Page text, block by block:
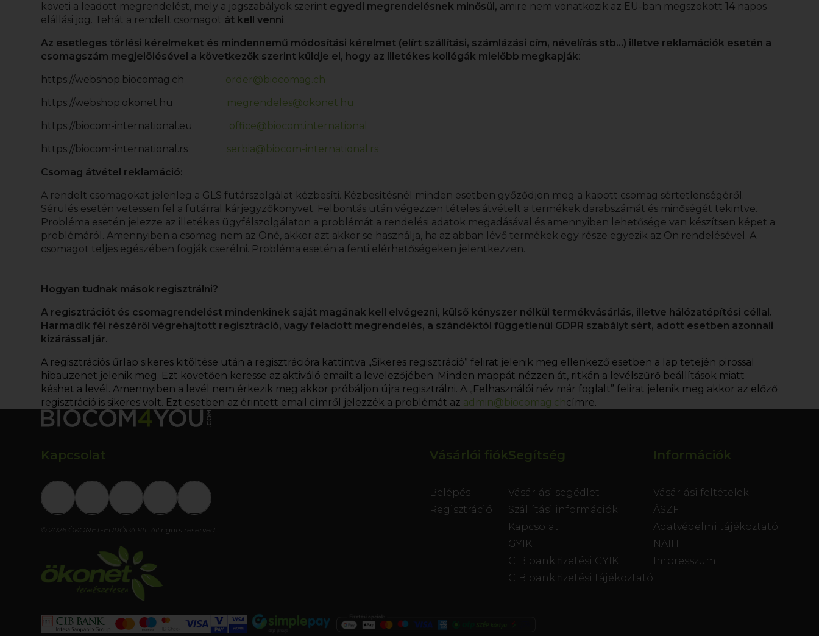
követi a leadott megrendelést, mely a jogszabályok szerint egyedi megrendelésnek minősül, amire nem vonatkozik az EU-ban megszokott 14 napos
elállási jog. Tehát a rendelt csomagot át kell venni.
Az esetleges törlési kérelmeket és mindennemű módosítási kérelmet (elírt szállítási, számlázási cím, névelírás stb…) illetve reklamációk esetén a
csomagszám megjelölésével a következők szerint küldje el, hogy az illetékes kollégák mielőbb megkapják:
https://webshop.biocomag.ch
order@biocomag.ch
https://webshop.okonet.hu
megrendeles@okonet.hu
https://biocom-international.eu
office@biocom.international
https://biocom-international.rs
serbia@biocom-international.rs
Csomag átvétel reklamáció:
A rendelt csomagokat jelenleg a GLS futárszolgálat kézbesíti. Kézbesítésnél minden esetben győződjön meg a kapott csomag sértetlenségéről.
Sérülés esetén vetessen fel a futárral kárjegyzőkönyvet. Felbontás után végezzen tételes átvételt a termékek darabszámát és minőségét tekintve.
Probléma esetén jelezze az illetékes ügyfélszolgálaton a problémát a rendelési adatok megadásával és amennyiben lehetősége van készítsen képet a
problémáról. Amennyiben a csomag nem az Öné, akkor azt akkor se használja, ha az abban lévő termékek egy része egyezik az Ön rendelésével. A
csomagot teljes egészében fogják cserélni. Probléma esetén a fenti elérhetőségeken jelentkezzen.
Hogyan tudnak mások regisztrálni?
A regisztrációt és csomagrendelést mindenkinek saját magának kell elvégezni, külső kényszer nélkül termékvásárlás, illetve hálózatépítési céllal.
Harmadik fél részéről végrehajtott regisztráció, vagy feladott megrendelés, a szándéktól függetlenül GDPR szabályt sért, adott esetben azonnali
kizárással jár.
A regisztrációs űrlap sikeres kitöltése után a regisztrációra kattintva „Sikeres regisztráció” felirat jelenik meg ellenkező esetben a lap tetején pirossal
hibaüzenet jelenik meg. Ezt követően keresse az aktiváló emailt a levelezőjében. Minden mappát nézzen át, ritkán a levélszűrő beállítások miatt
késhet a levél. Amennyiben a levél nem érkezik meg akkor próbáljon újra regisztrálni. A „Felhasználói név már foglalt” felirat jelenik meg akkor az előző
regisztráció is sikeres volt. Ezt esetben az érintett email címről jelezzék a problémát az admin@biocomag.chcímre.
Kapcsolat
© 2026 ÖKONET-EURÓPA Kft. All rights reserved.
Vásárlói fiók
Belépés
Regisztráció
Segítség
Vásárlási segédlet
Szállítási információk
Kapcsolat
GYIK
CIB bank fizetési GYIK
CIB bank fizetési tájékoztató
Információk
Vásárlási feltételek
ÁSZF
Adatvédelmi tájékoztató
NAIH
Impresszum